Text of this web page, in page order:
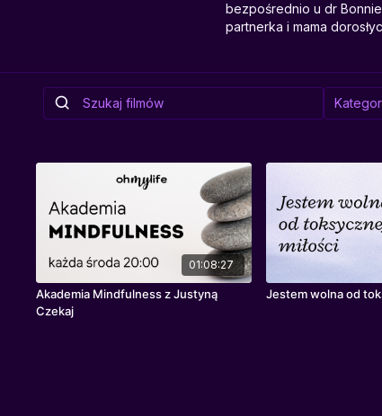
bezpośrednio u dr
partnerka i mama
01:08:27
Akademia Mindfulness z Justyną
Czekaj
Jestem wolna od